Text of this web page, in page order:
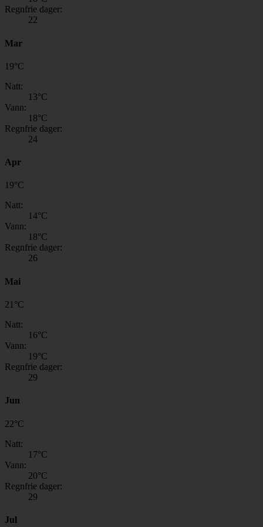
Regnfrie dager:
22
Mar
19°C
Natt:
13°C
Vann:
18°C
Regnfrie dager:
24
Apr
19°C
Natt:
14°C
Vann:
18°C
Regnfrie dager:
26
Mai
21 °C
Natt:
16°C
Vann:
19°C
Regnfrie dager:
29
Jun
22°C
Natt:
17°C
Vann:
20°C
Regnfrie dager:
29
Jul